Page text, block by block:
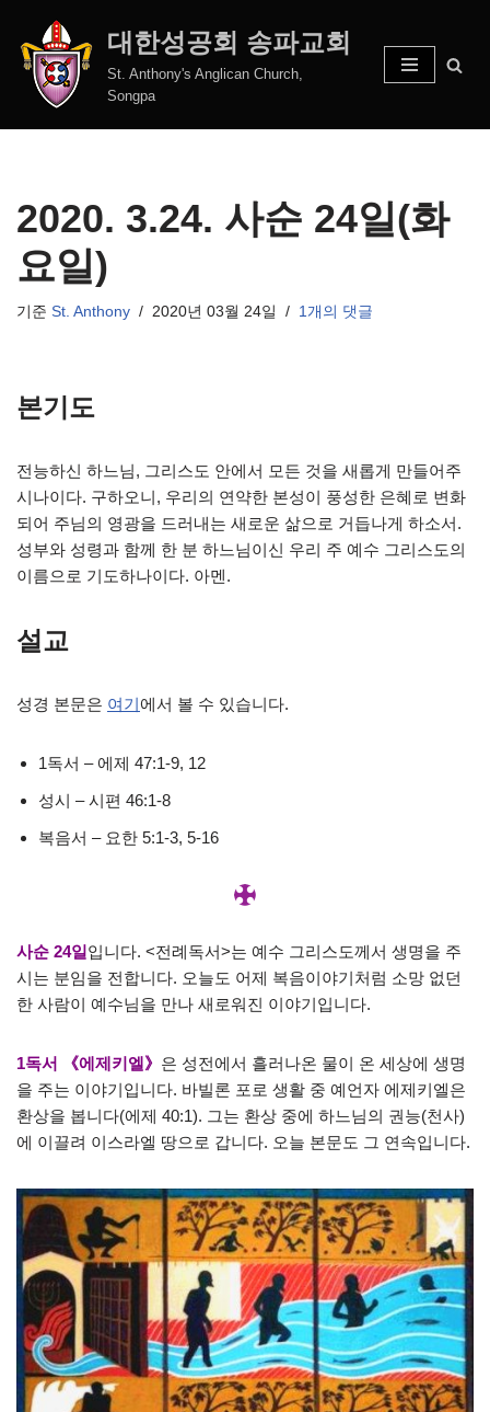
콘
뛰
대한성공회 송파교회
St. Anthony's Anglican Church,
Songpa
2020. 3.24. 사순 24일(화
요일)
기준 St. Anthony 2020년 03월 24일 1개의 댓글
본기도
전능하신 하느님, 그리스도 안에서 모든 것을 새롭게 만들어주
시나이다. 구하오니, 우리의 연약한 본성이 풍성한 은혜로 변화
되어 주님의 영광을 드러내는 새로운 삶으로 거듭나게 하소서.
성부와 성령과 함께 한 분 하느님이신 우리 주 예수 그리스도의
이름으로 기도하나이다. 아멘.
설교
성경 본문은 여기에서 볼 수 있습니다.
1독서 – 에제 47:1-9, 12
성시 – 시편 46:1-8
복음서 – 요한 5:1-3, 5-16
사순 24일입니다. <전례독서>는 예수 그리스도께서 생명을 주
시는 분임을 전합니다. 오늘도 어제 복음이야기처럼 소망 없던
한 사람이 예수님을 만나 새로워진 이야기입니다.
1독서 《에제키엘》 은 성전에서 흘러나온 물이 온 세상에 생명
을 주는 이야기입니다. 바빌론 포로 생활 중 예언자 에제키엘은
환상을 봅니다(에제 40:1). 그는 환상 중에 하느님의 권능(천사)
에 이끌려 이스라엘 땅으로 갑니다. 오늘 본문도 그 연속입니다.